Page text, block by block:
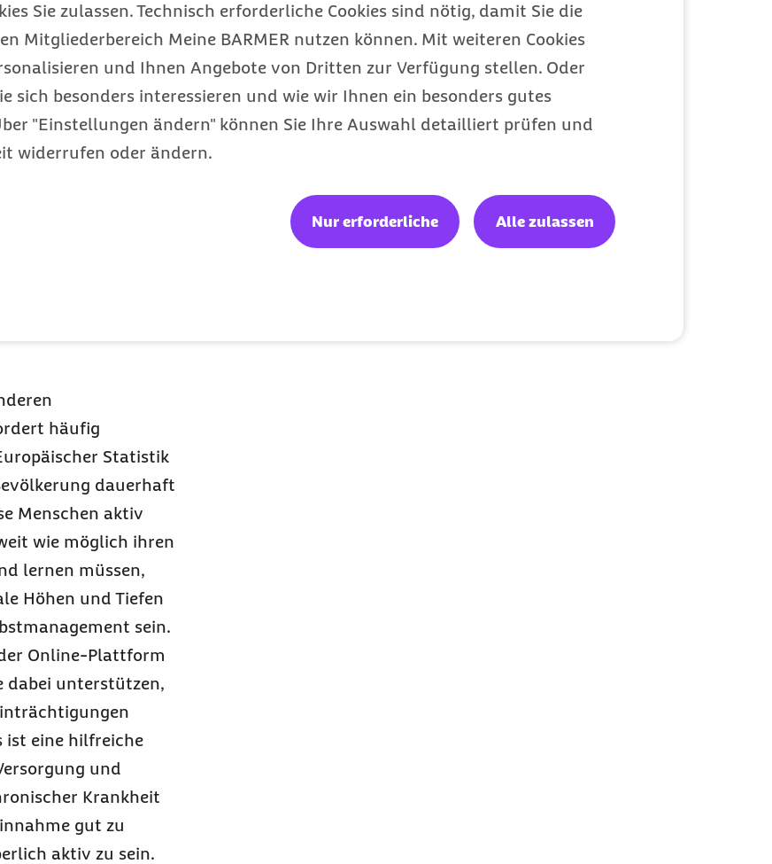
Sie zulassen. Technisch erforderliche Cookies sind nötig, damit Sie die
Mitgliederbereich Meine BARMER nutzen können. Mit weiteren Cookies
und Ihnen Angebote von Dritten zur Verfügung stellen. Oder
sich besonders interessieren und wie wir Ihnen ein besonders gutes
"Einstellungen ändern" können Sie Ihre Auswahl detailliert prüfen und
widerrufen oder ändern.
Nur erforderliche Alle zulassen
häufig
Statistik
dauerhaft
Menschen aktiv
wie möglich ihren
lernen müssen,
Höhen und Tiefen
sein.
Online-Plattform
dabei unterstützen,
ist eine hilfreiche
und
Krankheit
gut zu
aktiv zu sein.